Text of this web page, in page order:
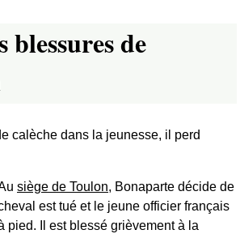
blessures de
calèche dans la jeunesse, il perd
siège de Toulon, Bonaparte décide de
est tué et le jeune officier français
pied. Il est blessé grièvement à la